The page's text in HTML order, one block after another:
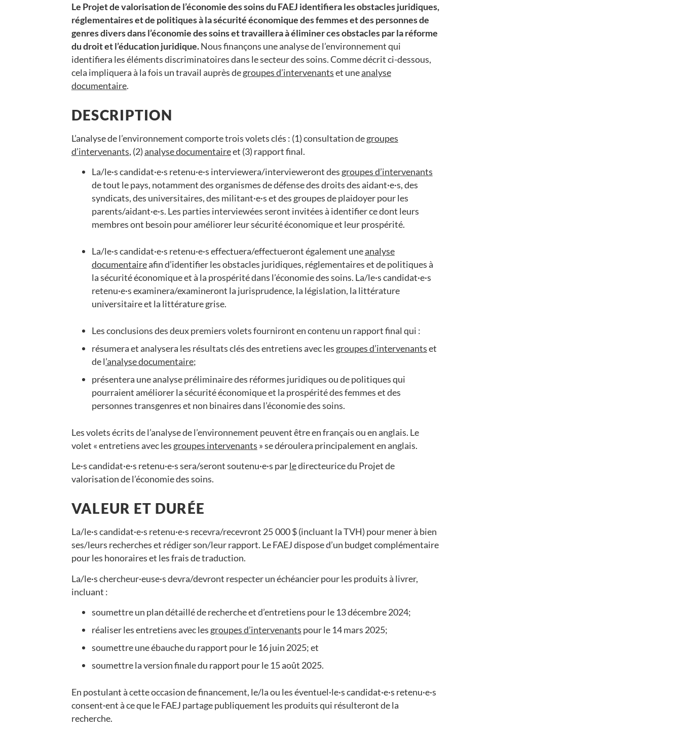
Le Projet de valorisation de l’économie des soins du FAEJ identifiera les obstacles juridiques,
réglementaires et de politiques à la sécurité économique des femmes et des personnes de
genres divers dans l’économie des soins et travaillera à éliminer ces obstacles par la réforme
du droit et l’éducation juridique.Nous finançons une analyse de l’environnement qui
identifiera les éléments discriminatoires dans le secteur des soins. Comme décrit ci-dessous,
cela impliquera à la fois un travail auprès degroupes d’intervenantset uneanalyse
documentaire.
DESCRIPTION
L’analyse de l’environnement comporte trois volets clés : (1) consultation degroupes
d’intervenants, (2)analyse documentaireet (3) rapport final.
La/le·s candidat·e·s retenu·e·s interviewera/intervieweront des groupes d’intervenants
de tout le pays, notamment des organismes de défense des droits des aidant·e·s, des
syndicats, des universitaires, des militant·e·s et des groupes de plaidoyer pour les
parents/aidant·e·s. Les parties interviewées seront invitées à identifier ce dont leurs
membres ont besoin pour améliorer leur sécurité économique et leur prospérité.
La/le·s candidat·e·s retenu·e·s effectuera/effectueront également uneanalyse
documentaireafin d’identifier les obstacles juridiques, réglementaires et de politiques à
la sécurité économique et à la prospérité dans l’économie des soins. La/le·s candidat·e·s
retenu·e·s examinera/examineront la jurisprudence, la législation, la littérature
universitaire et la littérature grise.
Les conclusions des deux premiers volets fourniront en contenu un rapport final qui :
résumera et analysera les résultats clés des entretiens avec les groupes d’intervenantset
de l’analyse documentaire;
présentera une analyse préliminaire des réformes juridiques ou de politiques qui
pourraient améliorer la sécurité économique et la prospérité des femmes et des
personnes transgenres et non binaires dans l’économie des soins.
Les volets écrits de l’analyse de l’environnement peuvent être en français ou en anglais. Le
volet « entretiens avec les groupes intervenants » se déroulera principalement en anglais.
Le·s candidat·e·s retenu·e·s sera/seront soutenu·e·s parledirecteurice du Projet de
valorisation de l’économie des soins.
VALEUR ET DURÉE
La/le·s candidat·e·s retenu·e·s recevra/recevront 25 000 $ (incluant la TVH) pour mener à bien
ses/leurs recherches et rédiger son/leur rapport. Le FAEJ dispose d’un budget complémentaire
pour les honoraires et les frais de traduction.
La/le·s chercheur·euse·s devra/devront respecter un échéancier pour les produits à livrer,
incluant :
soumettre un plan détaillé de recherche et d’entretiens pour le 13 décembre 2024;
réaliser les entretiens avec les groupes d’intervenants pour le 14 mars 2025;
soumettre une ébauche du rapport pour le 16 juin 2025; et
soumettre la version finale du rapport pour le 15 août 2025.
En postulant à cette occasion de financement, le/la ou les éventuel·le·s candidat·e·s retenu·e·s
consent·ent à ce que le FAEJ partage publiquement les produits qui résulteront de la
recherche.